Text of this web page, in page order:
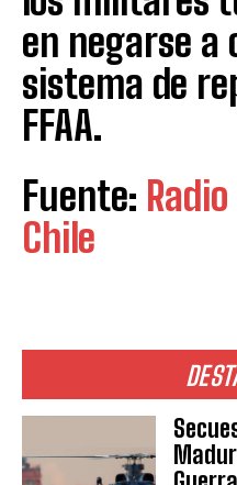
en negarse a
sistema de
FFAA.
Fuente:
Chile